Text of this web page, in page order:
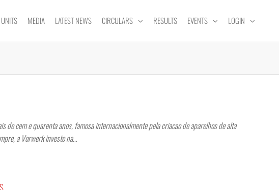
MEDIA LATEST NEWS CIRCULARS RESULTS EVENTS LOGIN
cem e quarenta anos, famosa internacionalmente pela criacao de aparelhos de alta
a Vorwerk investe na…